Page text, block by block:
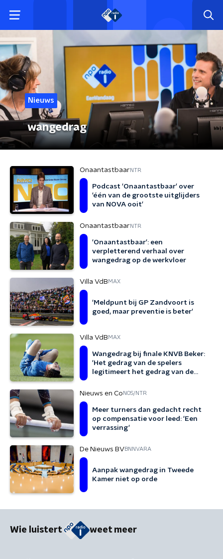
Nieuws
wangedrag
Onaantastbaar NTR
Podcast 'Onaantastbaar' over
'één van de grootste uitglijders
van NOVA ooit'
Onaantastbaar NTR
'Onaantastbaar': een
verpletterend verhaal over
wangedrag op de werkvloer
Villa VdB MAX
'Meldpunt bij GP Zandvoort is
goed, maar preventie is beter'
Villa VdB MAX
Wangedrag bij finale KNVB Beker:
'Het gedrag van de spelers
legitimeert het gedrag van de
Nieuws en Co NOS/NTR
Meer turners dan gedacht recht
op compensatie voor leed: 'Een
verrassing'
De Nieuws BVBNNVARA
Aanpak wangedrag in Tweede
Kamer niet op orde
Wie luistert weet meer